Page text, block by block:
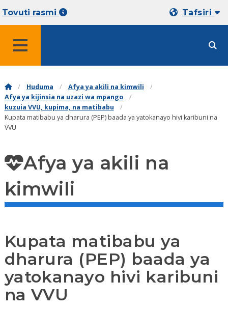
Tovuti rasmi Tafsiri
Huduma
Afya ya akili na kimwili
Afya ya kijinsia na uzazi wa mpango
kuzuia VVU, kupima, na matibabu
Kupata matibabu ya dharura (PEP) baada ya yatokanayo hivi karibuni na
VVU
Afya ya akili na
kimwili
Kupata matibabu ya
dharura (PEP) baada ya
yatokanayo hivi karibuni
na VVU